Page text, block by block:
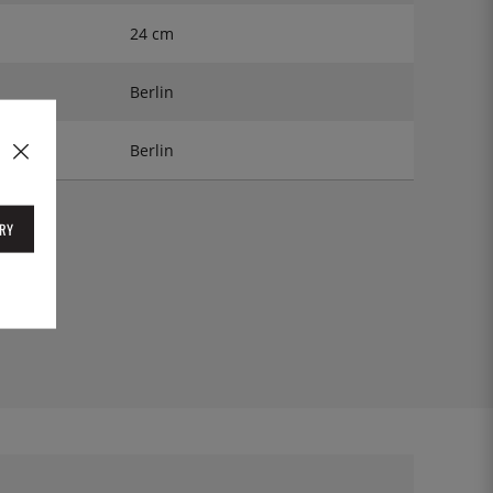
24 cm
Berlin
Berlin